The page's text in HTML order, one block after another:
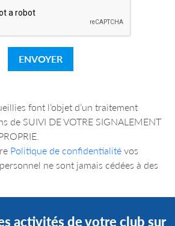
ENVOYER
font l’objet d’un traitement
de SUIVI DE VOTRE SIGNALEMENT
Politique de confidentialité vos
ne sont jamais cédées à des
activités de votre club sur